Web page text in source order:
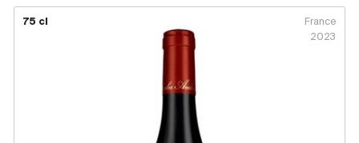
75 cl
France
2023